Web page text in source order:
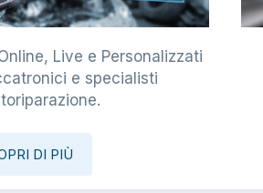
Live e Personalizzati
e specialisti
DI PIÙ